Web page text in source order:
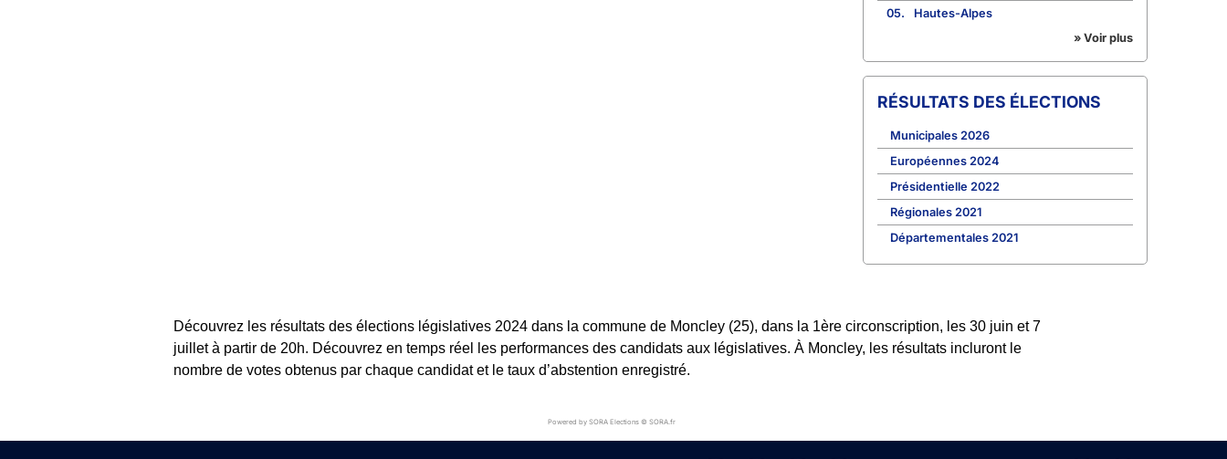
05.
Hautes-Alpes
» Voir plus
RÉSULTATS DES ÉLECTIONS
Municipales 2026
Européennes 2024
Présidentielle 2022
Régionales 2021
Départementales 2021
Découvrez les résultats des élections législatives 2024 dans la commune de Moncley (25), dans la 1ère circonscription, les 30 juin et 7
juillet à partir de 20h. Découvrez en temps réel les performances des candidats aux législatives. À Moncley, les résultats incluront le
nombre de votes obtenus par chaque candidat et le taux d’abstention enregistré.
Powered by SORA Elections © SORA.fr